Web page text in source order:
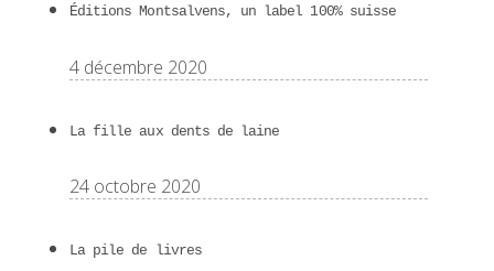
Éditions Montsalvens, un label 100% suisse
4 décembre 2020
La fille aux dents de laine
24 octobre 2020
La pile de livres